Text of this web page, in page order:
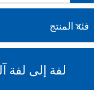
فئة المنتج
لفة إلى لفة